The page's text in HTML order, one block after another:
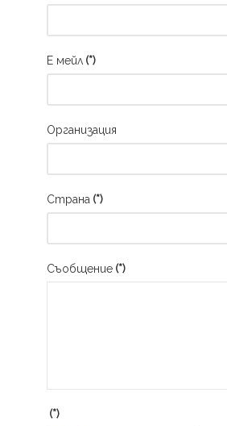
Е мейл (*)
Организация
Страна (*)
Съобщение (*)
(*)